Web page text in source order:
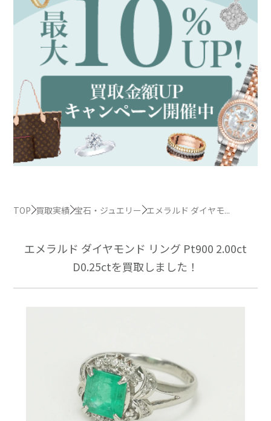
TOP 買取実績 宝石・ジュエリー エメラルド ダイヤモ...
エメラルド ダイヤモンド リング Pt900 2.00ct
D0.25ctを買取しました！